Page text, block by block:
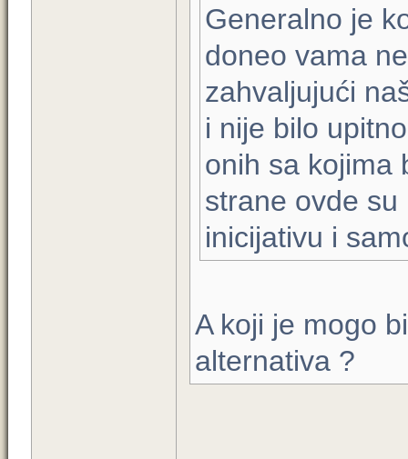
Generalno je
doneo vama
zahvaljujući
i nije bilo
onih sa kojima
strane ovde
inicijativu i
A koji je mogo
alternativa ?